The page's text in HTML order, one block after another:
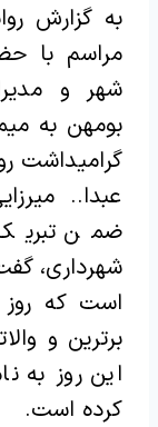
به گزارش
مراسم با
شهر و
بومهن به
گرامیداشت
عبدا..
ضمن
شهرداری،
است که
برترین و
این روز به
کرده است.